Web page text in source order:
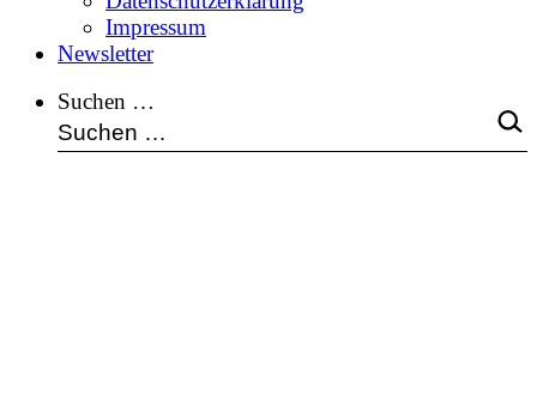
Impressum
Newsletter
Suchen …